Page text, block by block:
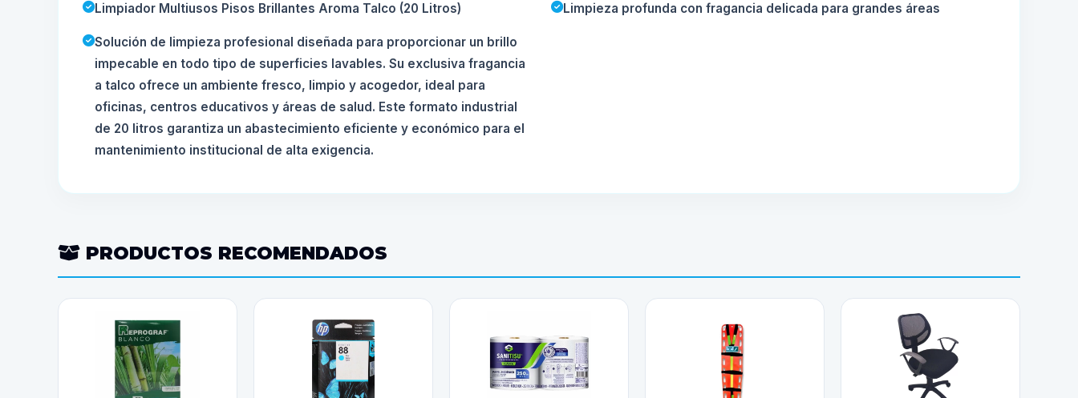
Limpiador Multiusos Pisos Brillantes Aroma Talco (20 Litros) Limpieza profunda con fragancia delicada para grandes áreas
Solución de limpieza profesional diseñada para proporcionar un brillo
impecable en todo tipo de superficies lavables. Su exclusiva fragancia
a talco ofrece un ambiente fresco, limpio y acogedor, ideal para
oficinas, centros educativos y áreas de salud. Este formato industrial
de 20 litros garantiza un abastecimiento eficiente y económico para el
mantenimiento institucional de alta exigencia.
PRODUCTOS RECOMENDADOS